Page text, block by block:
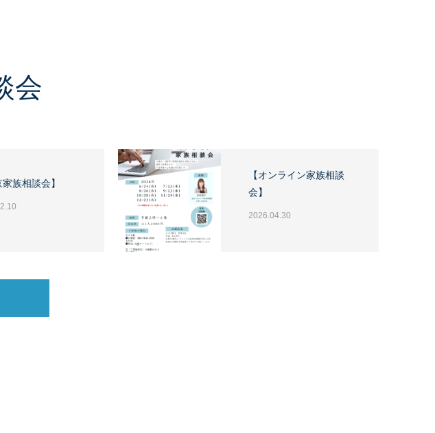
会
家族相談会】
【オンライン家族相談
会】
2026.04.30